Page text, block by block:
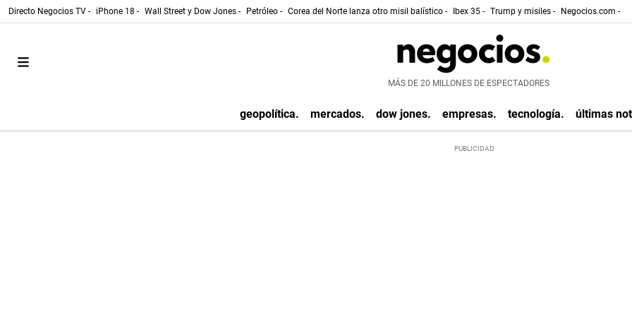
Directo Negocios TV - iPhone 18 - Wall Street y Dow Jones - Petróleo - Corea del Norte lanza otro misil balístico - Ibex 35 - Trump y misiles - Negocios.com -
MÁS DE 20 MILLONES DE ESPECTADORES
geopolítica. mercados. dow jones. empresas. tecnología. últimas